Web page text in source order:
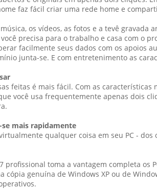
faz fácil criar uma rede home e
os vídeos, as fotos e a tevê gravada
precisa para o trabalho e casa com o
facilmente seus dados com os apoios
junta-se. E com entretenimento as
feitas é mais fácil. Com as
você usa frequentemente apenas dois
se mais rapidamente
qualquer coisa em seu PC -
profissional toma a vantagem completa os
cópia genuína de Windows XP ou de